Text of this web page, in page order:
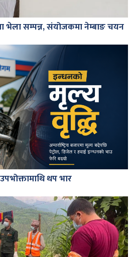
भेला सम्पन्न, संयोजकमा नेम्बाङ चयन
थप भार